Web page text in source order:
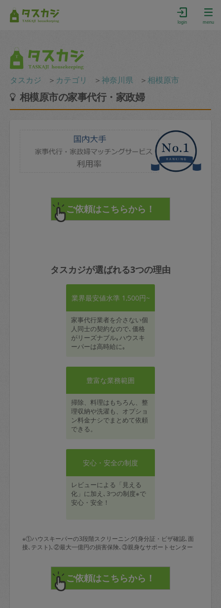
login menu
タスカジ ＞ カテゴリ ＞神奈川県 ＞相模原市
相模原市の家事代行・家政婦
タスカジが選ばれる3つの理由
業界最安値水準 1,500円~
家事代行業者を介さない個
人同士の契約なので､価格
がリーズナブル｡ハウスキ
ーパーは高時給に｡
豊富な業務範囲
掃除、料理はもちろん、整
理収納や洗濯も、オプショ
ン料金ナシでまとめて依頼
できる。
安心・安全の制度
レビューによる「見える
化」に加え､3つの制度※で
安心・安全！
※①ハウスキーパーの3段階スクリーニング(身分証・ビザ確認､面
接､テスト)､②最大一億円の損害保険､③親身なサポートセンター